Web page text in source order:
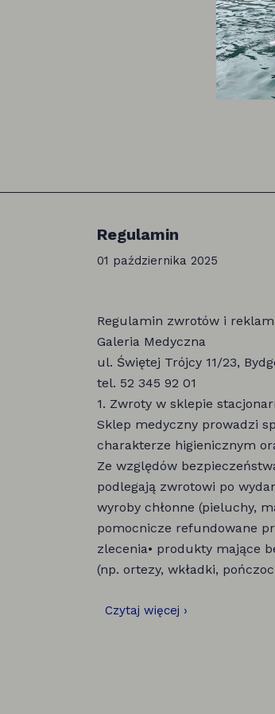
Regulamin
01 października 2025
Regulamin zwrotów i
Galeria Medyczna
ul. Świętej Trójcy 11/23,
tel. 52 345 92 01
1. Zwroty w sklepie
Sklep medyczny prowadzi
charakterze higienicznym
Ze względów
podlegają zwrotowi po
wyroby chłonne (pieluchy,
pomocnicze refundowane
zlecenia• produkty mające
(np. ortezy, wkładki,
Czytaj więcej ›